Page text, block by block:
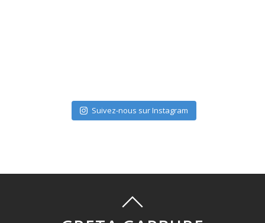
Suivez-nous sur Instagram